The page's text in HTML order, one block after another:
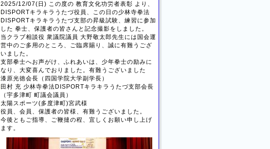
2025/12/07(日) この度の 教育文化功労者表彰 より、
DISPORTキラキラうたづ役員、この日の少林寺拳法
DISPORTキラキラうたづ支部の昇級試験、練習に参加
した 拳士、保護者の皆さんと記念撮影をしました。
当クラブ相談役 衆議院議員 大野敬太郎先生には国会運
営中のご多用のところ、ご臨席賜り、誠に有難うござ
いました。
支部拳士へお声がけ、ふれあいは、少年拳士の励みに
なり、大変喜んでおりました。有難うございました
漆原光徳会長（四国学院大学副学長）
田村 充 少林寺拳法DISPORTキラキラうたづ支部会長
（宇多津町 町議会議員）
太陽スポーツ(多度津町)宮武様
役員、会員、保護者の皆様、有難うございました。
今後ともご指導、ご鞭撻の程、宜しくお願い申し上げ
ます。